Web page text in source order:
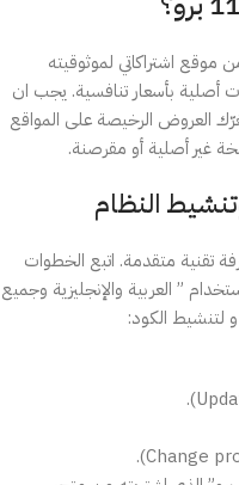
موقع اشتراكاتي لموثوقيته
أصلية بأسعار تنافسية. يجب ان
العروض الرخيصة على المواقع
غير أصلية أو مقرصنة.
النظام
تقنية متقدمة. اتبع الخطوات
” العربية والإنجليزية وجميع
لتنشيط الكود: